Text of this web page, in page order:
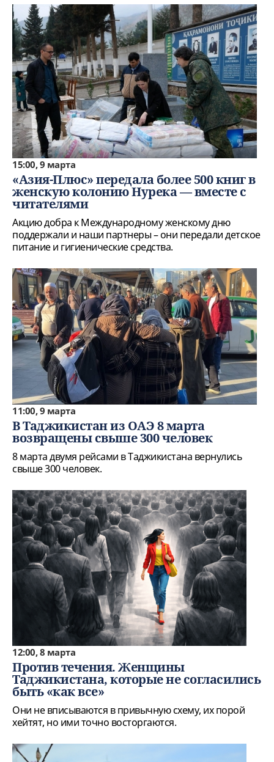
15:00, 9 марта
«Азия-Плюс» передала более 500 книг в
женскую колонию Нурека — вместе с
читателями
Акцию добра к Международному женскому дню
поддержали и наши партнеры – они передали детское
питание и гигиенические средства.
11:00, 9 марта
В Таджикистан из ОАЭ 8 марта
возвращены свыше 300 человек
8 марта двумя рейсами в Таджикистана вернулись
свыше 300 человек.
12:00, 8 марта
Против течения. Женщины
Таджикистана, которые не согласились
быть «как все»
Они не вписываются в привычную схему, их порой
хейтят, но ими точно восторгаются.